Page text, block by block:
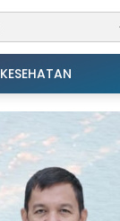
KESEHATAN